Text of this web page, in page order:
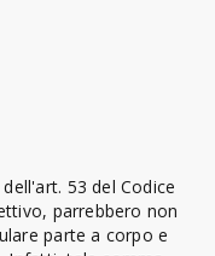
53 del Codice
parrebbero non
parte a corpo e